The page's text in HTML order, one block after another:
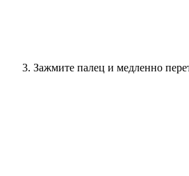
Зажмите палец и медленно